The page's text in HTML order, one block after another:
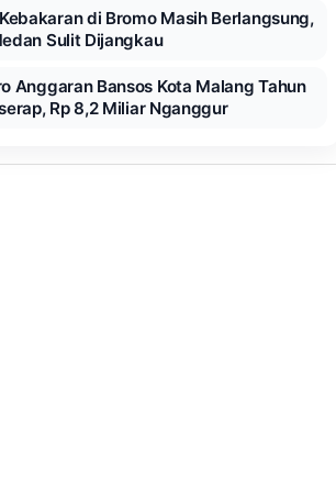
di Bromo Masih Berlangsung,
Sulit Dijangkau
Anggaran Bansos Kota Malang Tahun
Rp 8,2 Miliar Nganggur